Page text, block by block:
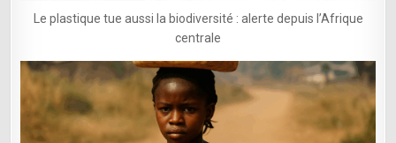
Le plastique tue aussi la biodiversité : alerte depuis l’Afrique
centrale